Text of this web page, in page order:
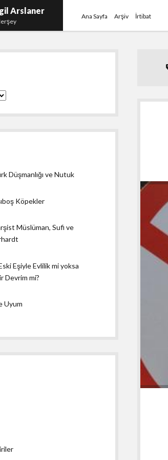
Arslaner
Ana Sayfa Arşiv İrtibat
Düşmanlığı ve Nutuk
Köpekler
Müslüman, Sufi ve
Eşiyle Evlilik mi yoksa
Devrim mi?
Uyum